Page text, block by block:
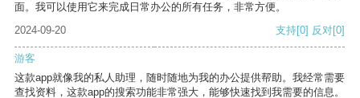
面。我可以使用它来完成日常办公的所有任务，非常方便。
2024-09-20
支持[0] 反对[0]
游客
这款app就像我的私人助理，随时随地为我的办公提供帮助。我经常需要
查找资料，这款app的搜索功能非常强大，能够快速找到我需要的信息。